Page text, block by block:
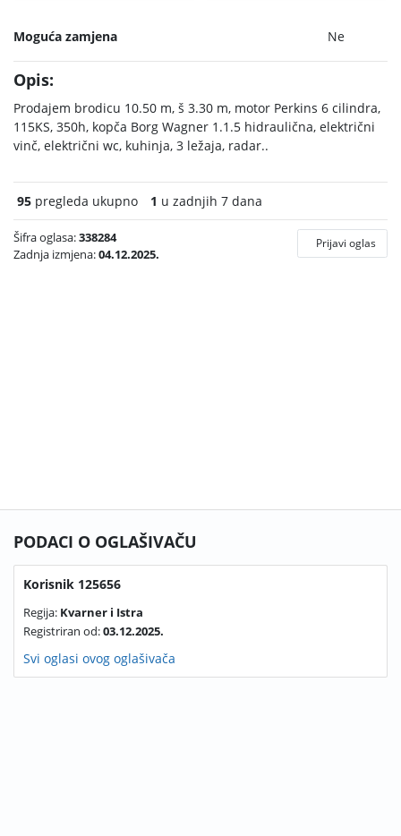
Moguća zamjena Ne
Opis:
Prodajem brodicu 10.50 m, š 3.30 m, motor Perkins 6 cilindra,
115KS, 350h, kopča Borg Wagner 1.1.5 hidraulična, električni
vinč, električni wc, kuhinja, 3 ležaja, radar..
95 pregleda ukupno 1 u zadnjih 7 dana
Šifra oglasa:338284
Zadnja izmjena:04.12.2025.
Prijavi oglas
PODACI O OGLAŠIVAČU
Korisnik 125656
Regija: Kvarner i Istra
Registriran od:03.12.2025.
Svi oglasi ovog oglašivača